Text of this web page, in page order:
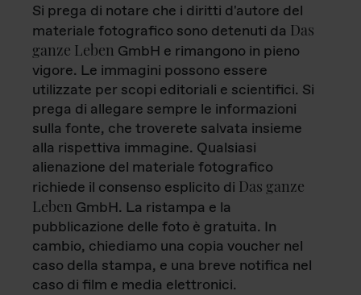
Si prega di notare che i diritti d'autore del
materiale fotografico sono detenuti da Das
ganze Leben GmbH e rimangono in pieno
vigore. Le immagini possono essere
utilizzate per scopi editoriali e scientifici. Si
prega di allegare sempre le informazioni
sulla fonte, che troverete salvata insieme
alla rispettiva immagine. Qualsiasi
alienazione del materiale fotografico
richiede il consenso esplicito di Das ganze
Leben GmbH. La ristampa e la
pubblicazione delle foto è gratuita. In
cambio, chiediamo una copia voucher nel
caso della stampa, e una breve notifica nel
caso di film e media elettronici.